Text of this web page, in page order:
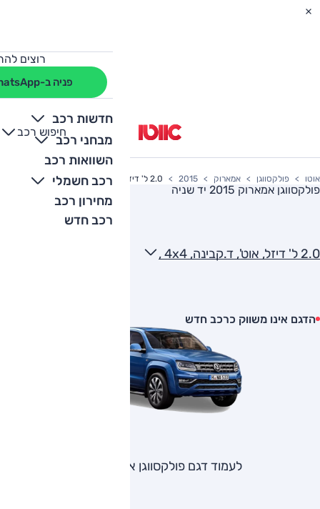
רוצים
פניה ב-WhatsApp
חדשות רכב
מבחני רכב
השוואות רכב
רכב חשמלי
מחירון רכב
רכב חדש
חיפוש רכב
+
-
אוטו פולקסווגן אמארוק 2015 2.0 ל' דיזל, אוט', ד.קבינה, 4x4 ,
פולקסווגן אמארוק 2015 יד שניה
2.0 ל' דיזל, אוט', ד.קבינה, 4x4 ,
הדגם אינו משווק כרכב חדש
לעמוד דגם פולקסווגן אמארוק